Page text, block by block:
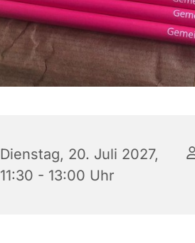
Dienstag, 20. Juli 2027,
11:30 - 13:00 Uhr